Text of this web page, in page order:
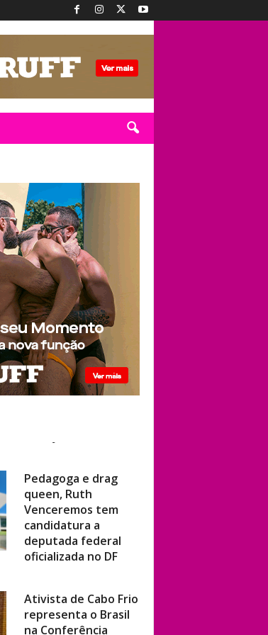
queen, Ruth
Venceremos tem
candidatura a
deputada federal
oficializada no DF
representa o Brasil
na Conferência
Mundial de Direitos